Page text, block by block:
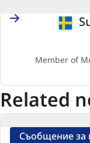
Sweden
Member of
Related
Съобщение за